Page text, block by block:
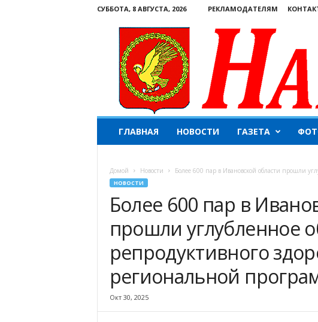
СУББОТА, 8 АВГУСТА, 2026 РЕКЛАМОДАТЕЛЯМ
ш
,
ГЛАВНАЯ НОВОСТИ ГАЗЕТА
Домой Новости Более 600 пар в Ивановской области прошли
НОВОСТИ
Более 600 пар в
прошли углубленное
репродуктивного
региональной
Окт 30, 2025